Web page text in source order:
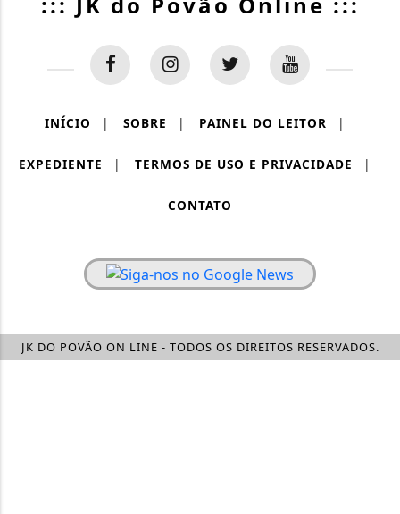
INÍCIO | SOBRE | PAINEL DO LEITOR |
EXPEDIENTE | TERMOS DE USO E PRIVACIDADE |
CONTATO
JK DO POVÃO ON LINE - TODOS OS DIREITOS RESERVADOS.